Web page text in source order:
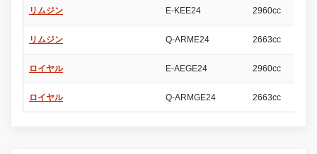
リムジン E-KEE24 2960cc
リムジン Q-ARME24 2663cc
ロイヤル E-AEGE24 2960cc
ロイヤル Q-ARMGE24 2663cc